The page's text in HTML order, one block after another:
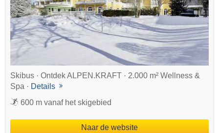
Skibus · Ontdek ALPEN.KRAFT · 2.000 m² Wellness &
Spa · Details
600 m vanaf het skigebied
Naar de website